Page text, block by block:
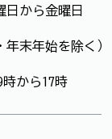
日から金曜日
年末年始を除く）
時から17時